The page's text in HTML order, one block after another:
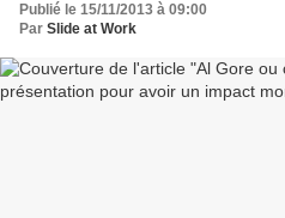
Publié le 15/11/2013 à 09:00
Par Slide at Work